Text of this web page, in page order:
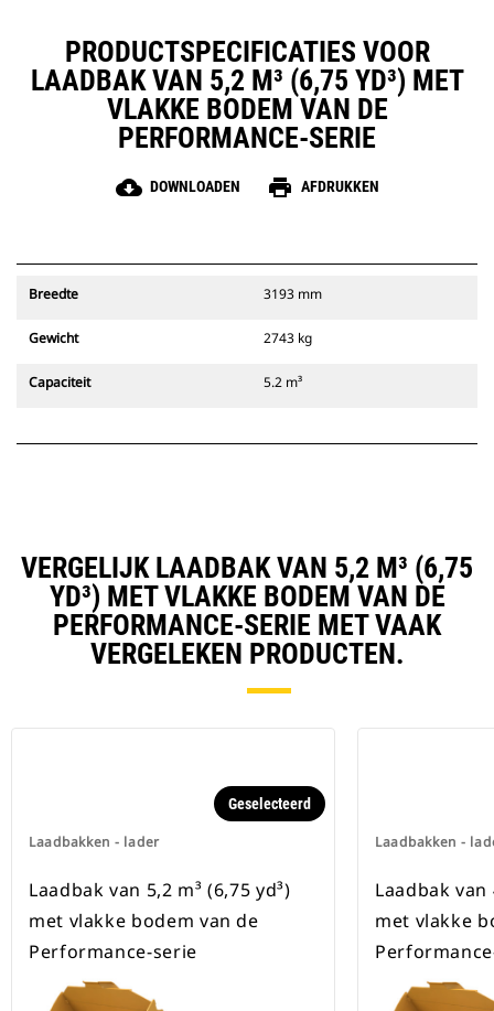
PRODUCTSPECIFICATIES VOOR
LAADBAK VAN 5,2 M³ (6,75 YD³) MET
VLAKKE BODEM VAN DE
PERFORMANCE-SERIE
cloud_download DOWNLOADEN print AFDRUKKEN
Breedte 3193 mm
Gewicht 2743 kg
Capaciteit 5.2 m³
VERGELIJK LAADBAK VAN 5,2 M³ (6,75
YD³) MET VLAKKE BODEM VAN DE
PERFORMANCE-SERIE MET VAAK
VERGELEKEN PRODUCTEN.
Laadbakken - lader
Geselecteerd
Laadbak van 5,2 m³ (6,75 yd³)
met vlakke bodem van de
Performance-serie
Laadbakken -
Laadbak van
met vlakke